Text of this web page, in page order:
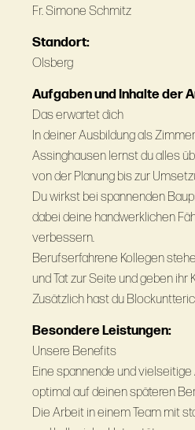
Fr. Simone Schmitz
Standort:
Olsberg
Aufgaben und Inhalte der
Das erwartet dich
In deiner Ausbildung als
Assinghausen lernst du alles
von der Planung bis zur
Du wirkst bei spannenden
dabei deine handwerklichen
verbessern.
Berufserfahrene Kollegen
und Tat zur Seite und geben ihr
Zusätzlich hast du
Besondere Leistungen:
Unsere Benefits
Eine spannende und vielseitige
optimal auf deinen späteren
Die Arbeit in einem Team mit